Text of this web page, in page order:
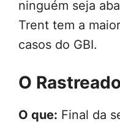
ninguém seja
Trent tem a
casos do GBI.
O
O que: Final da